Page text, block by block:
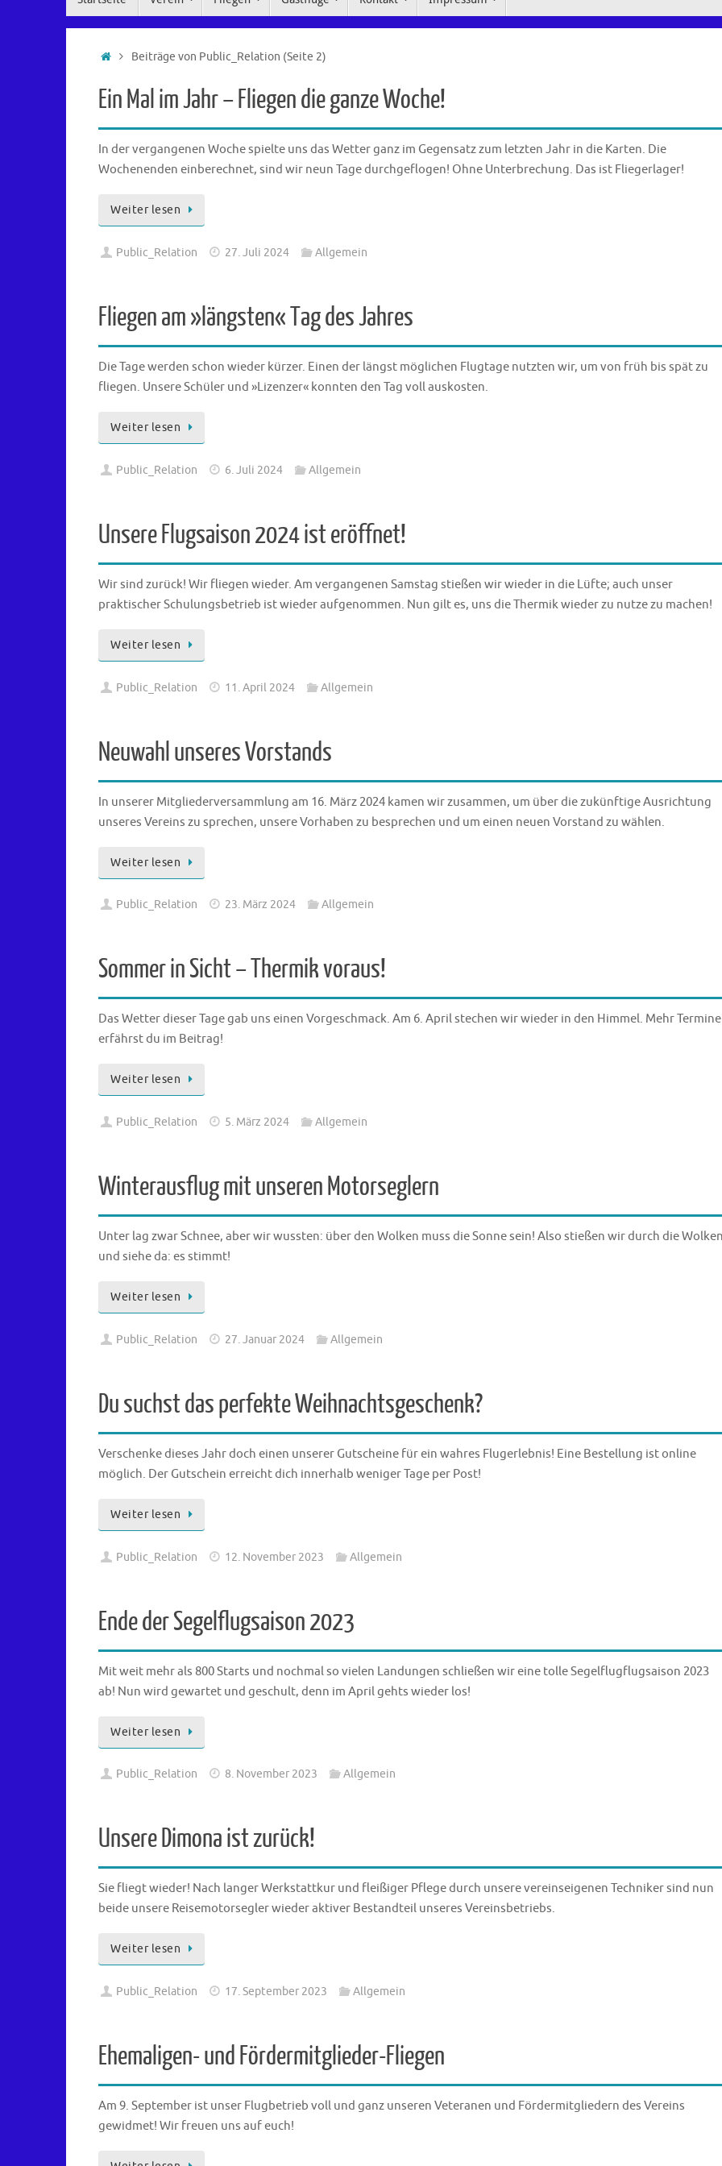
Inhalt
StartBeiträge von Public_Relation (Seite 2)
Ein Mal im Jahr – Fliegen die ganze Woche!
In der vergangenen Woche spielte uns das Wetter ganz im Gegensatz zum letzten Jahr in die Karten. Die
Wochenenden einberechnet, sind wir neun Tage durchgeflogen! Ohne Unterbrechung. Das ist Fliegerlager!
Weiter lesen
Public_Relation 27. Juli 2024 Allgemein
Fliegen am »längsten« Tag des Jahres
Die Tage werden schon wieder kürzer. Einen der längst möglichen Flugtage nutzten wir, um von früh bis spät zu
fliegen. Unsere Schüler und »Lizenzer« konnten den Tag voll auskosten.
Weiter lesen
Public_Relation 6. Juli 2024 Allgemein
Unsere Flugsaison 2024 ist eröffnet!
Wir sind zurück! Wir fliegen wieder. Am vergangenen Samstag stießen wir wieder in die Lüfte; auch unser
praktischer Schulungsbetrieb ist wieder aufgenommen. Nun gilt es, uns die Thermik wieder zu nutze zu machen!
Weiter lesen
Public_Relation 11. April 2024 Allgemein
Neuwahl unseres Vorstands
In unserer Mitgliederversammlung am 16. März 2024 kamen wir zusammen, um über die zukünftige Ausrichtung
unseres Vereins zu sprechen, unsere Vorhaben zu besprechen und um einen neuen Vorstand zu wählen.
Weiter lesen
Public_Relation 23. März 2024 Allgemein
Sommer in Sicht – Thermik voraus!
Das Wetter dieser Tage gab uns einen Vorgeschmack. Am 6. April stechen wir wieder in den Himmel. Mehr Termine
erfährst du im Beitrag!
Weiter lesen
Public_Relation 5. März 2024 Allgemein
Winterausflug mit unseren Motorseglern
Unter lag zwar Schnee, aber wir wussten: über den Wolken muss die Sonne sein! Also stießen wir durch die
und siehe da: es stimmt!
Weiter lesen
Public_Relation 27. Januar 2024 Allgemein
Du suchst das perfekte Weihnachtsgeschenk?
Verschenke dieses Jahr doch einen unserer Gutscheine für ein wahres Flugerlebnis! Eine Bestellung ist online
möglich. Der Gutschein erreicht dich innerhalb weniger Tage per Post!
Weiter lesen
Public_Relation 12. November 2023 Allgemein
Ende der Segelflugsaison 2023
Mit weit mehr als 800 Starts und nochmal so vielen Landungen schließen wir eine tolle Segelflugflugsaison 2023
ab! Nun wird gewartet und geschult, denn im April gehts wieder los!
Weiter lesen
Public_Relation 8. November 2023 Allgemein
Unsere Dimona ist zurück!
Sie fliegt wieder! Nach langer Werkstattkur und fleißiger Pflege durch unsere vereinseigenen Techniker sind nun
beide unsere Reisemotorsegler wieder aktiver Bestandteil unseres Vereinsbetriebs.
Weiter lesen
Public_Relation 17. September 2023 Allgemein
Ehemaligen- und Fördermitglieder-Fliegen
Am 9. September ist unser Flugbetrieb voll und ganz unseren Veteranen und Fördermitgliedern des Vereins
gewidmet! Wir freuen uns auf euch!